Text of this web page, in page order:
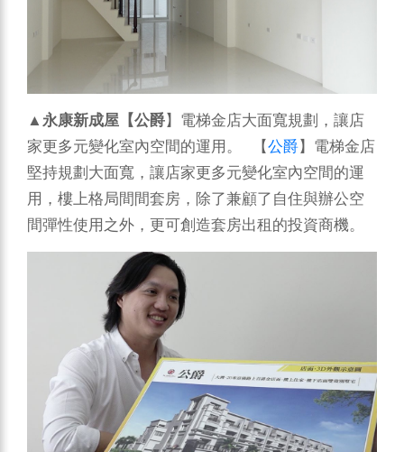
▲ 永康新成屋【公爵】電梯金店大面寬規劃，讓店
家更多元變化室內空間的運用。 【公爵】電梯金店
堅持規劃大面寬，讓店家更多元變化室內空間的運
用，樓上格局間間套房，除了兼顧了自住與辦公空
間彈性使用之外，更可創造套房出租的投資商機。